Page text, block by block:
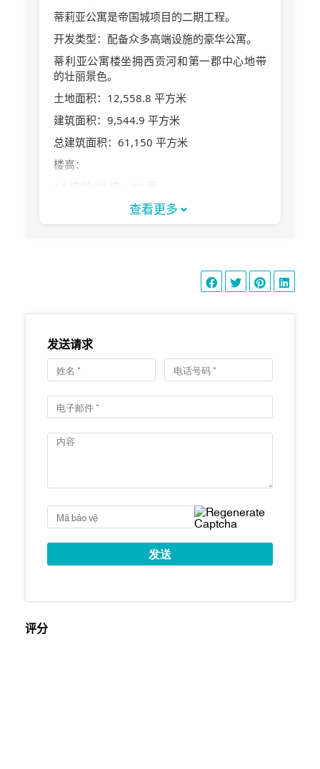
蒂莉亚公寓是帝国城项目的二期工程。
开发类型：配备众多高端设施的豪华公寓。
蒂利亚公寓楼坐拥西贡河和第一郡中心地带
的壮丽景色。
土地面积：12,558.8 平方米
建筑面积：9,544.9 平方米
总建筑面积：61,150 平方米
楼高：
1C 栋和 2C 栋：30 层
1D 栋和 2D 栋：7 层
停车位数量：1:1 配比
交付标准：精装修，配备知名品牌的高端室
内装潢
预计交付时间：2021 年第一季度
主要特点
位于守添区黄金地段，紧邻西贡河河景
壮丽景色：公寓可饱览西贡河、第一郡和第
槽）、浴室柜及卫浴设施、热水器、浴缸
（三居室及以上户型）、嵌入式衣柜、可视
对讲系统、电子门锁。
高端度假式配套设施：都市农场、矿物池和
查看更多
发送请求
评分